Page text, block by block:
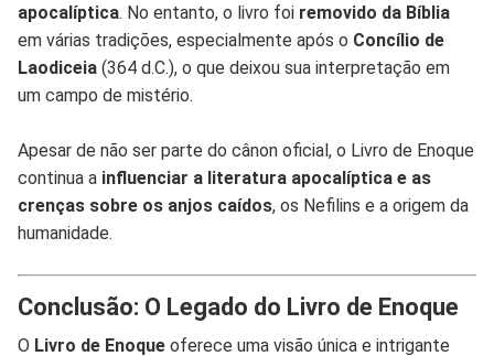
apocalíptica. No entanto, o livro foi removido da Bíblia
em várias tradições, especialmente após o Concílio de
Laodiceia(364 d.C.), o que deixou sua interpretação em
um campo de mistério.
Apesar de não ser parte do cânon oficial, o Livro de Enoque
continua a influenciar a literatura apocalíptica e as
crenças sobre os anjos caídos, os Nefilins e a origem da
humanidade.
Conclusão: O Legado do Livro de Enoque
O Livro de Enoqueoferece uma visão única e intrigante